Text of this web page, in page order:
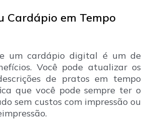
Cardápio em Tempo
um cardápio digital é um de
Você pode atualizar os
de pratos em tempo
que você pode sempre ter o
sem custos com impressão ou